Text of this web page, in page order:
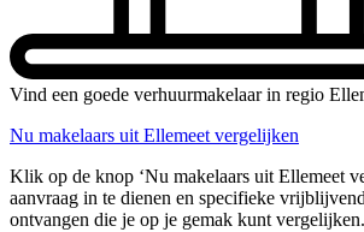
Vind een goede verhuurmakelaar in regio
Nu makelaars uit Ellemeet vergelijken
Klik op de knop ‘Nu makelaars uit Ellemeet
aanvraag in te dienen en specifieke
ontvangen die je op je gemak kunt vergelijken.